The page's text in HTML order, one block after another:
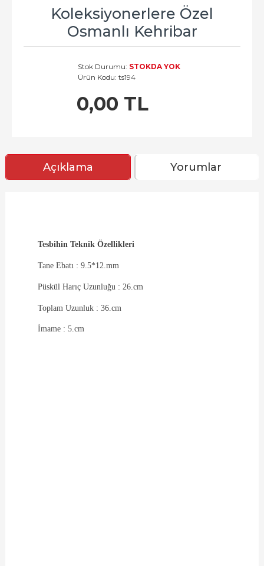
Koleksiyonerlere Özel
Osmanlı Kehribar
0,00 TL
Stok Durumu: STOKDA YOK
Ürün Kodu: ts194
Açıklama Yorumlar
Tesbihin Teknik Özellikleri
Tane Ebatı : 9.5*12.mm
Püskül Harıç Uzunluğu : 26.cm
Toplam Uzunluk : 36.cm
İmame : 5.cm